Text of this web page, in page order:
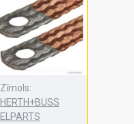
Zīmols:
HERTH+BUSS
ELPARTS